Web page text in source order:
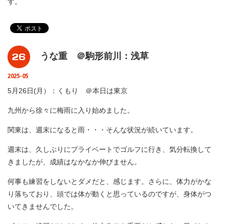
26
2025-05
うな重 ＠駒形前川：浅草
5月26日(月）：くもり ＠本日は東京
九州から徐々に梅雨に入り始めました。
関東は、週末になると雨・・・そんな状況が続いています。
週末は、久しぶりにプライベートでゴルフに行き、気分転換して
きましたが、成績はなかなか伸びません。
何事も練習をしないとダメだと、感じます。さらに、体力がかな
り落ちており、頭では体が動くと思っているのですが、身体がつ
いてきませんでした。